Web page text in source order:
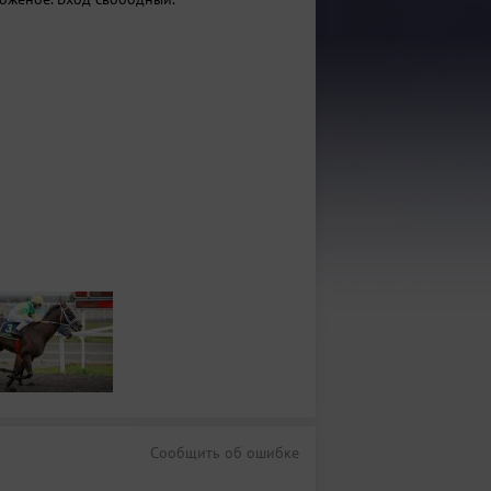
Сообщить об ошибке